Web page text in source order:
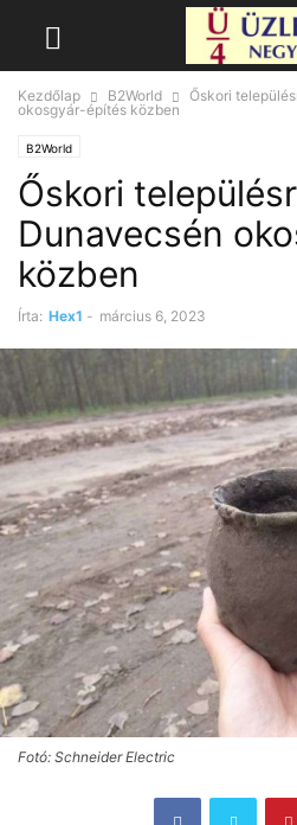
Kezdőlap B2World
Őskori
okosgyár-építés közben
B2World
Őskori
Dunavecsén
közben
Írta: Hex1 - március 6, 2023
Fotó: Schneider Electric